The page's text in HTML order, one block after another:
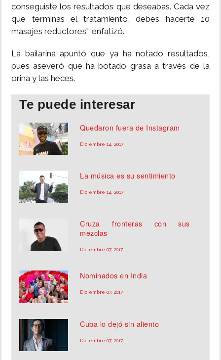
IMPRESO
conseguiste los resultados que deseabas. Cada vez
que terminas el tratamiento, debes hacerte 10
masajes reductores", enfatizó.
La bailarina apuntó que ya ha notado resultados,
pues aseveró que ha botado grasa a través de la
orina y las heces.
Te puede interesar
Quedaron fuera de Instagram
Diciembre 14, 2017
La música es su sentimiento
Diciembre 14, 2017
Cruza fronteras con sus
mezclas
Diciembre 07, 2017
Nominados en India
Diciembre 07, 2017
Cuba lo dejó sin aliento
Diciembre 07, 2017